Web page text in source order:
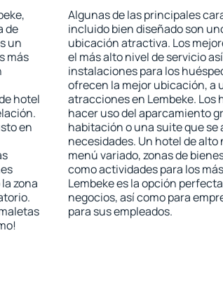
de
un
más
hotel
en
zona
Algunas de las principales
incluido bien diseñado son
ubicación atractiva. Los
el más alto nivel de servicio
instalaciones para los
ofrecen la mejor ubicación, a
atracciones en Lembeke. Los
hacer uso del aparcamiento
habitación o una suite que
necesidades. Un hotel de
menú variado, zonas de
como actividades para los
Lembeke es la opción
negocios, así como para
para sus empleados.